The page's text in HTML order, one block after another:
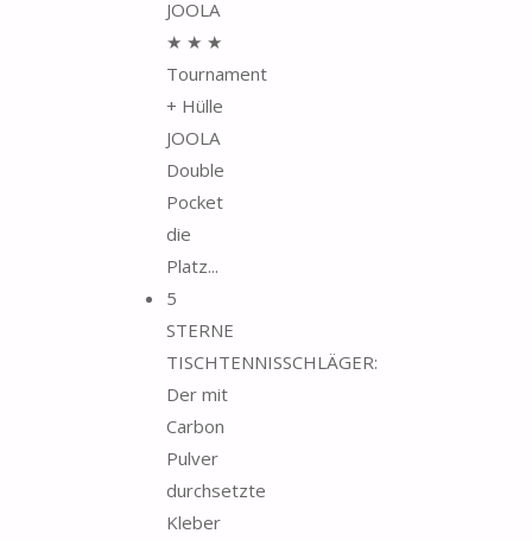
JOOLA
★ ★ ★
Tournament
+ Hülle
JOOLA
Double
Pocket
die
Platz...
5
STERNE
TISCHTENNISSCHLÄGER:
Der mit
Carbon
Pulver
durchsetzte
Kleber